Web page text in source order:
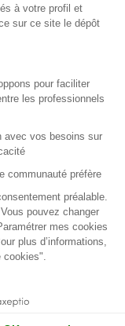
à votre profil et
sur ce site le dépôt
pour faciliter
les professionnels
avec vos besoins sur
communauté préfère
préalable.
pouvez changer
mes cookies
plus d’informations,